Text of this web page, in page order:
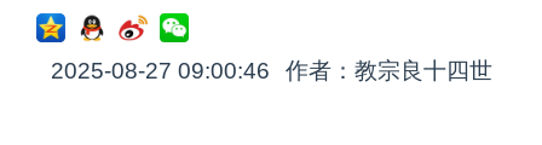
2025-08-27 09:00:46 作者：教宗良十四世